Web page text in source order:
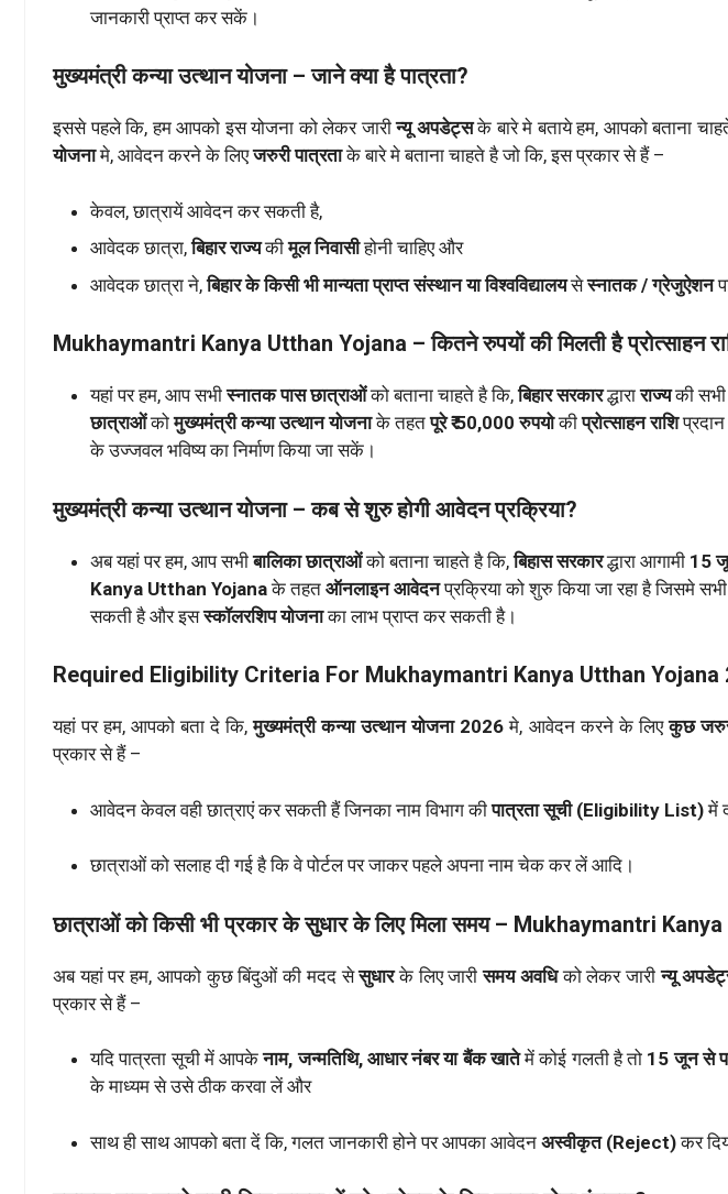
जानकारी प्राप्त कर सकें।
मुख्यमंत्री कन्या उत्थान योजना – जाने क्या है पात्रता?
इससे पहले कि, हम आपको इस योजना को लेकर जारीन्यू अपडेट्सके बारे मे बताये हम, आपको बताना
योजनामे, आवेदन करने के लिएजरुरी पात्रताके बारे मे बताना चाहते है जो कि, इस प्रकार से हैं –
केवल, छात्रायें आवेदन कर सकती है,
आवेदक छात्रा,बिहार राज्यकीमूल निवासीहोनी चाहिए और
आवेदक छात्रा ने,बिहार के किसी भी मान्यता प्राप्त संस्थान या विश्वविद्यालयसेस्नातक / ग्रेजुऐशन
Mukhaymantri Kanya Utthan Yojana – कितने रुपयों की मिलती है प्रोत्साहन
यहां पर हम, आप सभीस्नातक पास छात्राओंको बताना चाहते है कि,बिहार सरकारद्धाराराज्यकी सभी
छात्राओंकोमुख्यमंत्री कन्या उत्थान योजनाके तहतपूरे ₹ 50,000 रुपयोकीप्रोत्साहन राशि
के उज्जवल भविष्य का निर्माण किया जा सकें।
मुख्यमंत्री कन्या उत्थान योजना – कब से शुरु होगी आवेदन प्रक्रिया?
अब यहां पर हम, आप सभीबालिका छात्राओंको बताना चाहते है कि,बिहास सरकारद्धारा आगामी 15
Kanya Utthan Yojanaके तहत ऑनलाइन आवेदनप्रक्रिया को शुरु किया जा रहा है जिसमे
सकती है और इसस्कॉलरशिप योजनाका लाभ प्राप्त कर सकती है।
Required Eligibility Criteria For Mukhaymantri Kanya Utthan Yojana
यहां पर हम, आपको बता दे कि,मुख्यमंत्री कन्या उत्थान योजना 2026मे, आवेदन करने के लिएकुछ
प्रकार से हैं –
आवेदन केवल वही छात्राएं कर सकती हैं जिनका नाम विभाग कीपात्रता सूची (Eligibility List)में
छात्राओं को सलाह दी गई है कि वे पोर्टल पर जाकर पहले अपना नाम चेक कर लें आदि।
छात्राओं को किसी भी प्रकार के सुधार के लिए मिला समय – Mukhaymantri
अब यहां पर हम, आपको कुछ बिंदुओं की मदद सेसुधारके लिए जारीसमय अवधिको लेकर जारीन्यू
प्रकार से हैं –
यदि पात्रता सूची में आपकेनाम, जन्मतिथि, आधार नंबर या बैंक खातेमें कोई गलती है तो 15 जून से
के माध्यम से उसे ठीक करवा लें और
साथ ही साथ आपको बता दें कि, गलत जानकारी होने पर आपका आवेदन अस्वीकृत (Reject)कर